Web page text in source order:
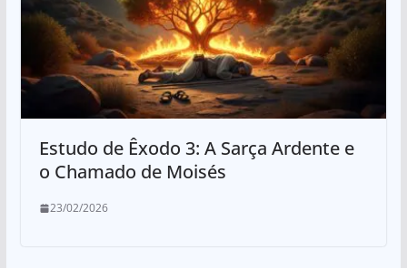
Estudo de Êxodo 3: A Sarça Ardente e
o Chamado de Moisés
23/02/2026